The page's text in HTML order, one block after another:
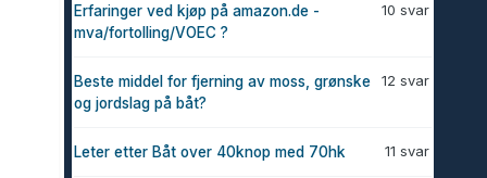
10 svar
Erfaringer ved kjøp på amazon.de -
mva/fortolling/VOEC ?
12 svar
Beste middel for fjerning av moss, grønske
og jordslag på båt?
11 svar
Leter etter Båt over 40knop med 70hk